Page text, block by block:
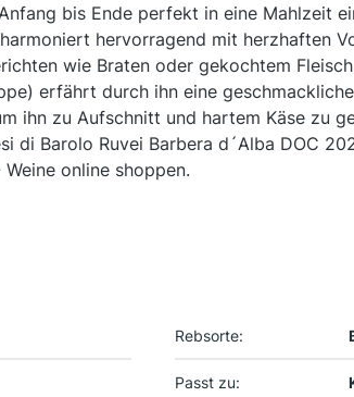
bis Ende perfekt in eine Mahlzeit
hervorragend mit herzhaften
wie Braten oder gekochtem
erfährt durch ihn eine
ihn zu Aufschnitt und hartem Käse zu
di Barolo Ruvei Barbera d´Alba DOC
online shoppen.
Rebsorte:
Passt zu: